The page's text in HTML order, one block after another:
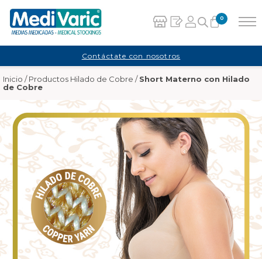
0
Carrito
No hay productos en el carrito.
Contáctate con nosotros
Inicio /Productos Hilado de Cobre /Short Materno con Hilado
de Cobre